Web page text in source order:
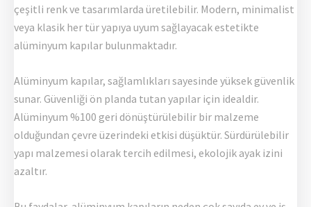
çeşitli renk ve tasarımlarda üretilebilir. Modern, minimalist
veya klasik her tür yapıya uyum sağlayacak estetikte
alüminyum kapılar bulunmaktadır.
Alüminyum kapılar, sağlamlıkları sayesinde yüksek güvenlik
sunar. Güvenliği ön planda tutan yapılar için idealdir.
Alüminyum %100 geri dönüştürülebilir bir malzeme
olduğundan çevre üzerindeki etkisi düşüktür. Sürdürülebilir
yapı malzemesi olarak tercih edilmesi, ekolojik ayak izini
azaltır.